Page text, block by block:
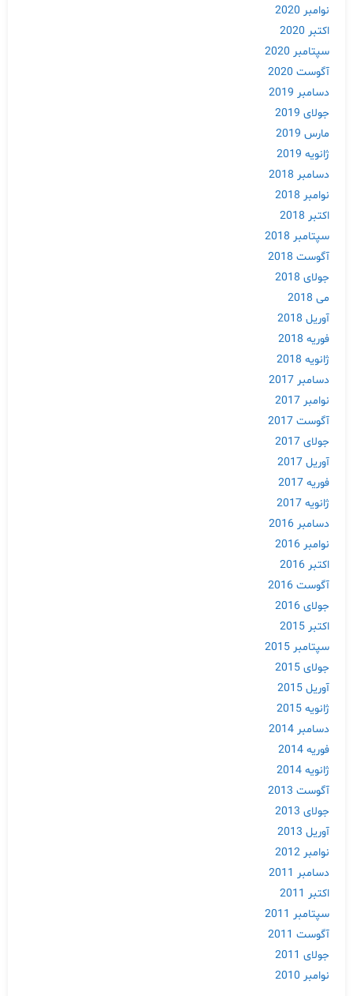
نوامبر 2020
اکتبر 2020
سپتامبر 2020
آگوست 2020
دسامبر 2019
جولای 2019
مارس 2019
ژانویه 2019
دسامبر 2018
نوامبر 2018
اکتبر 2018
سپتامبر 2018
آگوست 2018
جولای 2018
می 2018
آوریل 2018
فوریه 2018
ژانویه 2018
دسامبر 2017
نوامبر 2017
آگوست 2017
جولای 2017
آوریل 2017
فوریه 2017
ژانویه 2017
دسامبر 2016
نوامبر 2016
اکتبر 2016
آگوست 2016
جولای 2016
اکتبر 2015
سپتامبر 2015
جولای 2015
آوریل 2015
ژانویه 2015
دسامبر 2014
فوریه 2014
ژانویه 2014
آگوست 2013
جولای 2013
آوریل 2013
نوامبر 2012
دسامبر 2011
اکتبر 2011
سپتامبر 2011
آگوست 2011
جولای 2011
نوامبر 2010